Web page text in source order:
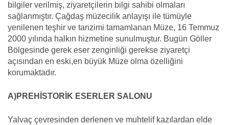
bilgiler verilmiş, ziyaretçilerin bilgi sahibi olmaları
sağlanmıştır. Çağdaş müzecilik anlayışı ile tümüyle
yenilenen teşhir ve tanzimi tamamlanan Müze, 16 Temmuz
2000 yılında halkın hizmetine sunulmuştur. Bugün Göller
Bölgesinde gerek eser zenginliği gerekse ziyaretçi
açısından en eski,en büyük Müze olma özelliğini
korumaktadır.
A)PREHİSTORİK ESERLER SALONU
Yalvaç çevresinden derlenen ve muhtelif kazılardan elde